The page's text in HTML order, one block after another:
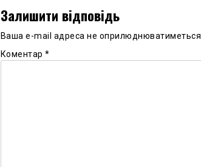
Залишити відповідь
Ваша e-mail адреса не оприлюднюватиметься.
Коментар *